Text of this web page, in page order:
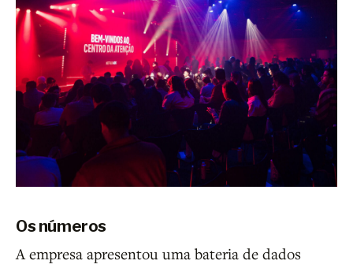
Os números
A empresa apresentou uma bateria de dados